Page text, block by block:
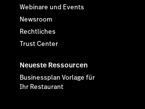
Webinare und Events
Newsroom
Rechtliches
Trust Center
Neueste Ressourcen
Businessplan Vorlage für
Ihr Restaurant